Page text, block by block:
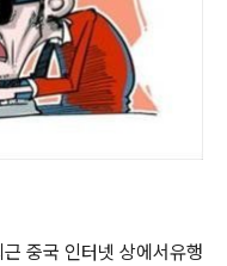
중국 인터넷 상에서유행